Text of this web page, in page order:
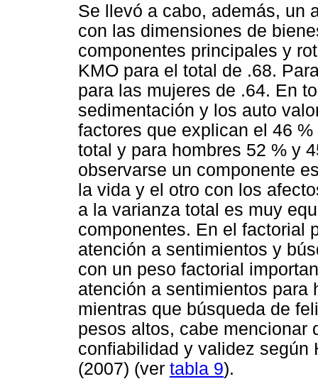
Se llevó a cabo, además, un
con las dimensiones de
componentes principales y
KMO para el total de .68.
para las mujeres de .64. En
sedimentación y los auto
factores que explican el 46
total y para hombres 52 % y
observarse un componente
la vida y el otro con los
a la varianza total es muy
componentes. En el factorial
atención a sentimientos y
con un peso factorial
atención a sentimientos para
mientras que búsqueda de
pesos altos, cabe mencionar
confiabilidad y validez según
(2007) (ver tabla 9).